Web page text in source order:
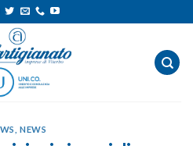
,NEWS